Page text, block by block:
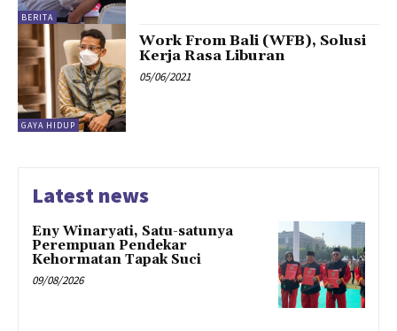
BERITA
GAYA HIDUP
Work From Bali (WFB), Solusi
Kerja Rasa Liburan
05/06/2021
Latest news
Eny Winaryati, Satu-satunya
Perempuan Pendekar
Kehormatan Tapak Suci
09/08/2026